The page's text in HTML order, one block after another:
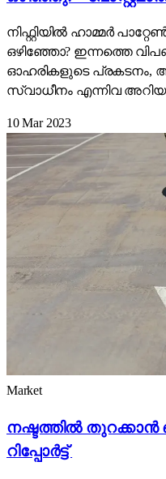
നിഫ്റ്റിയിൽ ഹാമ്മർ
ഒഴിഞ്ഞോ? ഇന്നത്തെ
ഓഹരികളുടെ പ്രകടനം,
സ്വാധീനം എന്നിവ
10 Mar 2023
Market
നഷ്ടത്തിൽ തുറക്കാൻ
റിപ്പോർട്ട്